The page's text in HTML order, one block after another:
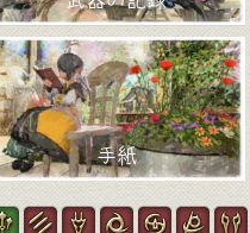
手紙